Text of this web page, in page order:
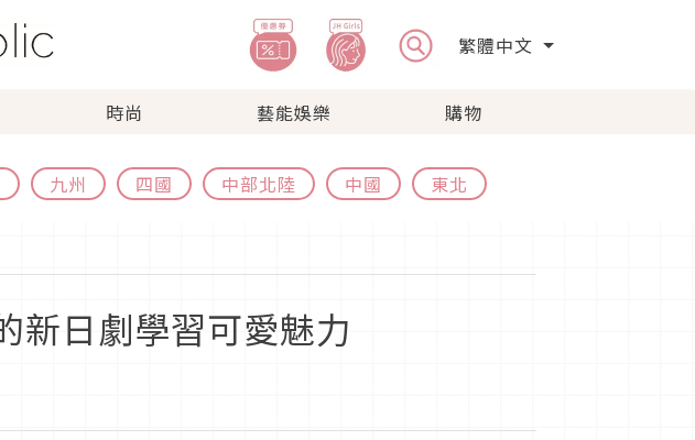
繁體中文
時尚 藝能娛樂 購物
九州 四國 中部北陸 中國 東北
新日劇學習可愛魅力